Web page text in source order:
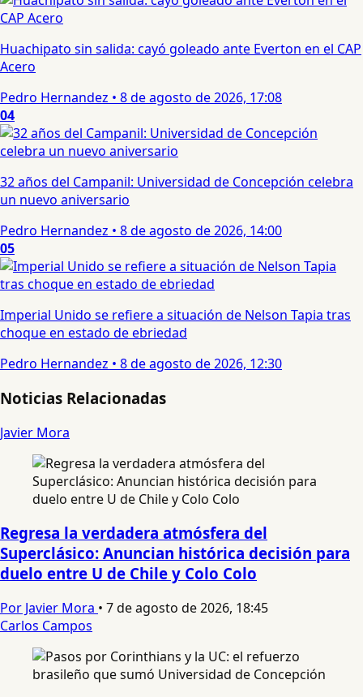
Huachipato sin salida: cayó goleado ante Everton en el CAP
Acero
Pedro Hernandez • 8 de agosto de 2026, 17:08
04
32 años del Campanil: Universidad de Concepción celebra
un nuevo aniversario
Pedro Hernandez • 8 de agosto de 2026, 14:00
05
Imperial Unido se refiere a situación de Nelson Tapia tras
choque en estado de ebriedad
Pedro Hernandez • 8 de agosto de 2026, 12:30
Noticias Relacionadas
Javier Mora
Regresa la verdadera atmósfera del
Superclásico: Anuncian histórica decisión para
duelo entre U de Chile y Colo Colo
Por Javier Mora • 7 de agosto de 2026, 18:45
Carlos Campos